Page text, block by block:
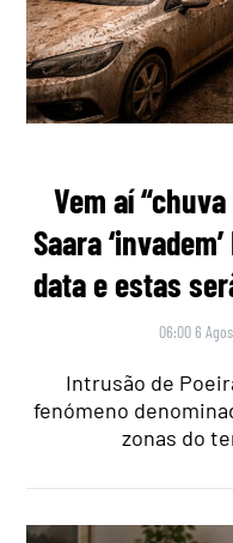
Vem aí
Saara
data e estas
06:00 6
Intrusão de
fenómeno
zonas do